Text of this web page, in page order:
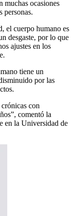
muchas ocasiones
personas.
el cuerpo humano es
desgaste, por lo que
ajustes en los
tiene un
por las
con
comentó la
en la Universidad de